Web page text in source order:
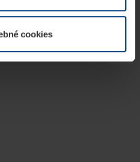
vo vysvetlení cookie
cookies